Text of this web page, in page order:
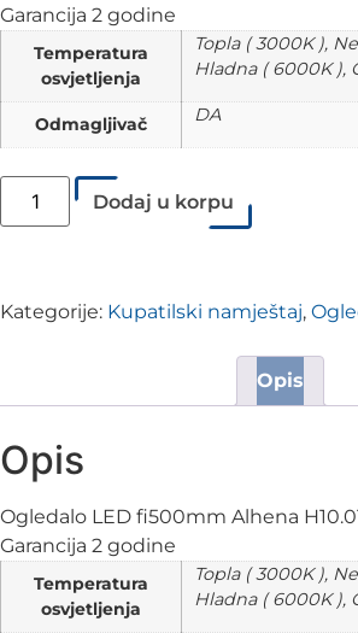
Garancija 2 godine
Temperatura
osvjetljenja
Topla ( 3000K ),
Hladna ( 6000K ),
Odmagljivač DA
Dodaj u korpu
Kategorije: Kupatilski namještaj,
Opis
Opis
Ogledalo LED fi500mm Alhena
Garancija 2 godine
Temperatura
osvjetljenja
Topla ( 3000K ),
Hladna ( 6000K ),